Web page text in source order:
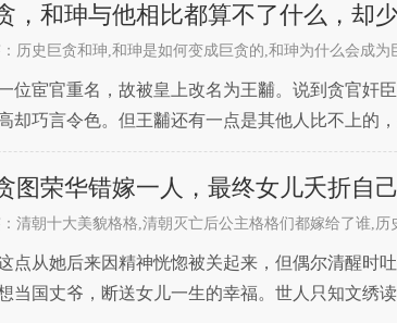
，和珅与他相比都算不了什么，却
历史巨贪和珅,和珅是如何变成巨贪的,和珅为什么会成为
位宦官重名，故被皇上改名为王黼。说到贪官奸
却巧言令色。但王黼还有一点是其他人比不上的
目睛色尽金黄，张口能自纳其拳。”什么意思呢
图荣华错嫁一人，最终女儿夭折自
清朝十大美貌格格,清朝灭亡后公主格格们都嫁给了谁,历
点从她后来因精神恍惚被关起来，但偶尔清醒时
当国丈爷，断送女儿一生的幸福。世人只知文绣